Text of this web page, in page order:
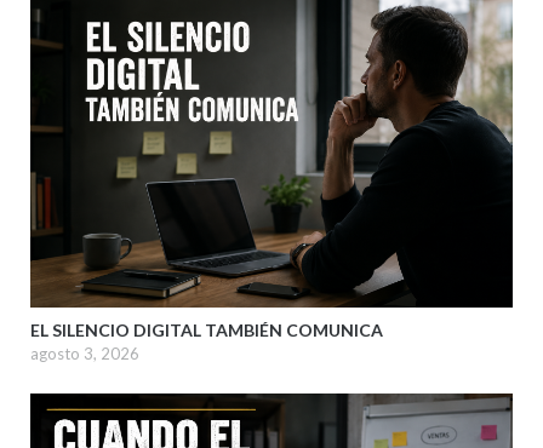
EL SILENCIO DIGITAL TAMBIÉN COMUNICA
agosto 3, 2026